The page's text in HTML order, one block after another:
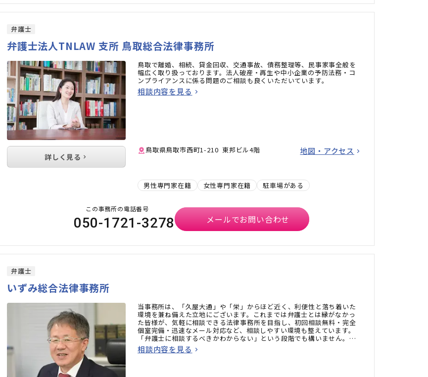
弁護士
弁護士法人TNLAW 支所 鳥取総合法律事務所
鳥取で離婚、相続、貸金回収、交通事故、債務整理等、民事家事全般を
幅広く取り扱っております。法人破産・再生や中小企業の予防法務・コ
ンプライアンスに係る問題のご相談も良くいただいています。
相談内容を見る
鳥取県鳥取市西町1-210 東邦ビル4階 地図・アクセス
男性専門家在籍 女性専門家在籍 駐車場がある
詳しく見る
この事務所の電話番号
050-1721-3278 メールでお問い合わせ
弁護士
いずみ総合法律事務所
当事務所は、「久屋大通」や「栄」からほど近く、利便性と落ち着いた
環境を兼ね備えた立地にございます。これまでは弁護士とは縁がなかっ
た皆様が、気軽に相談できる法律事務所を目指し、初回相談無料・完全
個室完備・迅速なメール対応など、相談しやすい環境も整えています。
「弁護士に相談するべきかわからない」という段階でも構いません。ぜ
ひお気軽にご相談ください。
相談内容を見る